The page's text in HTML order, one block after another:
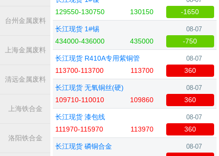
台州金属废料
上海金属废料
清远金属废料
上海铁合金
洛阳铁合金
129550-130750 130150 -1650
长江现货 1#锡 08-07
434000-436000 435000 -750
长江现货 R410A专用紫铜管 08-07
113700-113700 113700 360
长江现货 无氧铜丝(硬) 08-07
109710-110010 109860 360
长江现货 漆包线 08-07
111970-115970 113970 360
长江现货 磷铜合金 08-07